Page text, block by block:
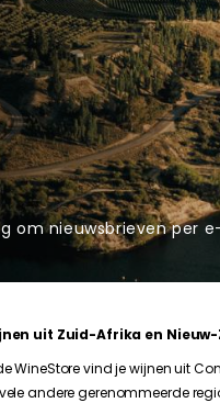
om nieuwsbrieven per
uit Zuid-Afrika en Nieuw-
WineStore vind je wijnen uit
andere gerenommeerde